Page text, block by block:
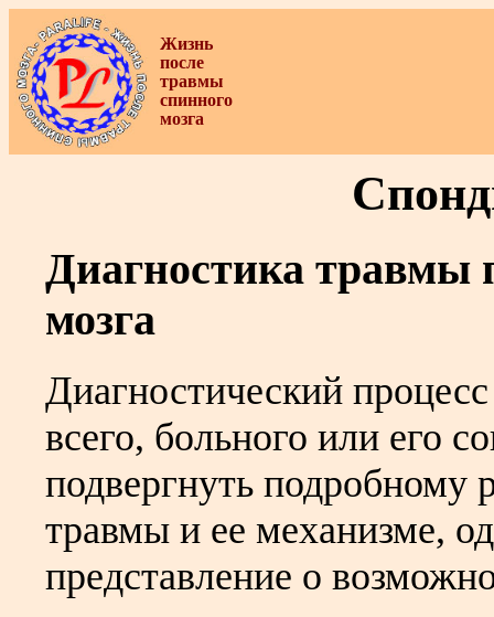
Жизнь
после
травмы
спинного
мозга
Диагностика травмы
мозга
Диагностический
всего, больного или его
подвергнуть подробному
травмы и ее механизме,
представление о